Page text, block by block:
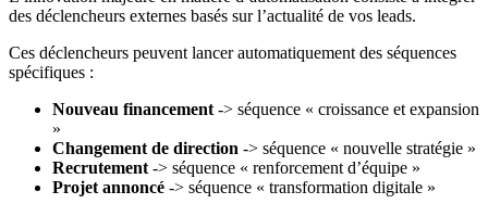
des déclencheurs externes basés sur l’actualité de vos leads.
Ces déclencheurs peuvent lancer automatiquement des séquences
spécifiques :
Nouveau financement -> séquence « croissance et expansion
»
Changement de direction -> séquence « nouvelle stratégie »
Recrutement -> séquence « renforcement d’équipe »
Projet annoncé -> séquence « transformation digitale »